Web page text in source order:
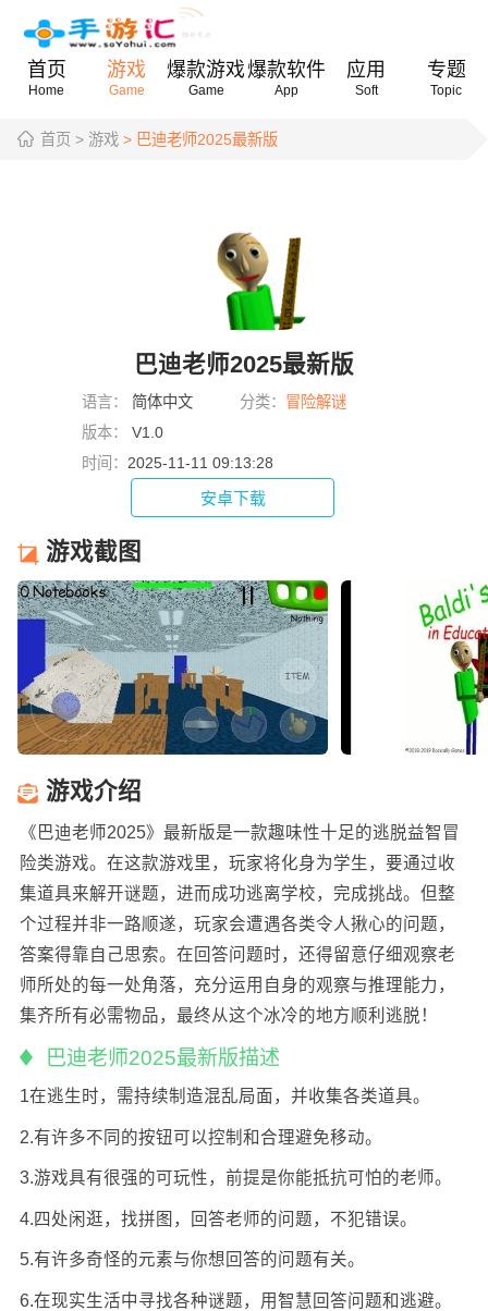
首页
Home
游戏
Game
爆款游戏
Game
爆款软件
App
应用
Soft
专题
Topic
首页 > 游戏 > 巴迪老师2025最新版
巴迪老师2025最新版
语言： 简体中文 分类： 冒险解谜
版本：
V1.0
时间： 2025-11-11 09:13:28
安卓下载
游戏截图
游戏介绍
《巴迪老师2025》最新版是一款趣味性十足的逃脱益智冒
险类游戏。在这款游戏里，玩家将化身为学生，要通过收
集道具来解开谜题，进而成功逃离学校，完成挑战。但整
个过程并非一路顺遂，玩家会遭遇各类令人揪心的问题，
答案得靠自己思索。在回答问题时，还得留意仔细观察老
师所处的每一处角落，充分运用自身的观察与推理能力，
集齐所有必需物品，最终从这个冰冷的地方顺利逃脱！
巴迪老师2025最新版描述
1在逃生时，需持续制造混乱局面，并收集各类道具。
2.有许多不同的按钮可以控制和合理避免移动。
3.游戏具有很强的可玩性，前提是你能抵抗可怕的老师。
4.四处闲逛，找拼图，回答老师的问题，不犯错误。
5.有许多奇怪的元素与你想回答的问题有关。
6.在现实生活中寻找各种谜题，用智慧回答问题和逃避。